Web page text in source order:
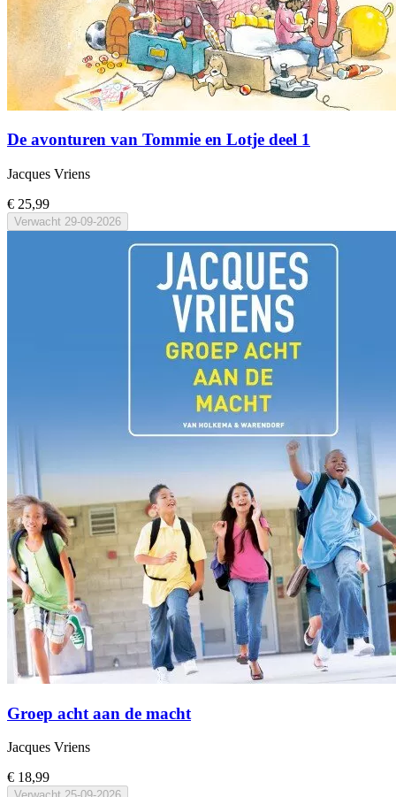
De avonturen van Tommie en Lotje deel 1
Jacques Vriens
€ 25,99
Verwacht 29-09-2026
Groep acht aan de macht
Jacques Vriens
€ 18,99